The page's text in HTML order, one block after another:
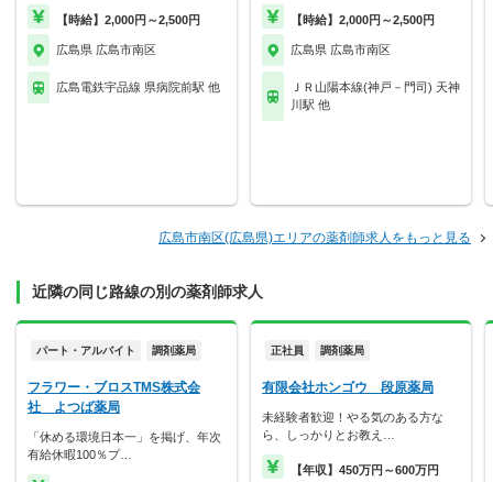
【時給】2,000円～2,500円
広島県 広島市南区
広島電鉄宇品線 県病院前駅 他
【時給】2,000円～2,500円
広島県 広島市南区
ＪＲ山陽本線(神戸－門司) 天神
川駅 他
広島市南区(広島県)エリアの薬剤師求人をもっと見る
近隣の同じ路線の別の薬剤師求人
パート・アルバイト 調剤薬局
フラワー・ブロスTMS株式会
社 よつば薬局
「休める環境日本一」を掲げ、年次
有給休暇100％プ…
正社員 調剤薬局
有限会社ホンゴウ 段原薬局
未経験者歓迎！やる気のある方な
ら、しっかりとお教え…
【年収】450万円～600万円